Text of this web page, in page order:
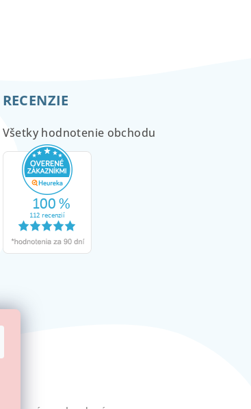
RECENZIE
Všetky hodnotenie obchodu